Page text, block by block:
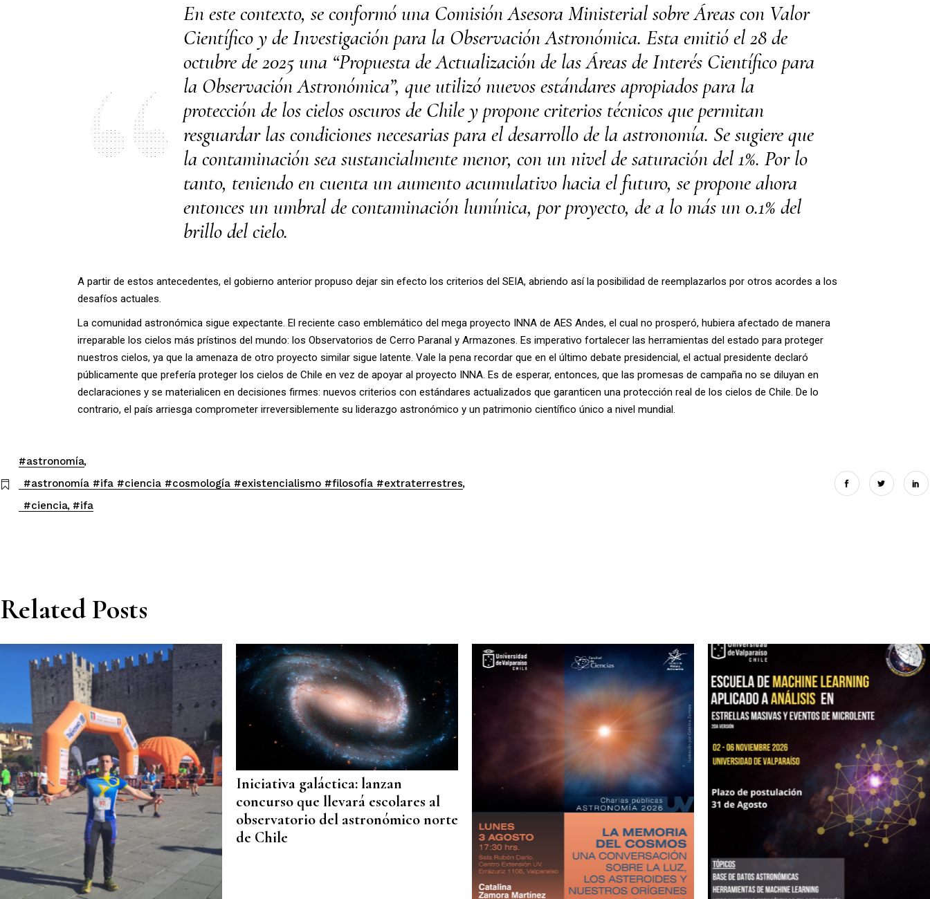
En este contexto, se conformó una Comisión Asesora Ministerial sobre Áreas con Valor
Científico y de Investigación para la Observación Astronómica. Esta emitió el 28 de
octubre de 2025 una “Propuesta de Actualización de las Áreas de Interés Científico para
la Observación Astronómica”, que utilizó nuevos estándares apropiados para la
protección de los cielos oscuros de Chile y propone criterios técnicos que permitan
resguardar las condiciones necesarias para el desarrollo de la astronomía. Se sugiere que
la contaminación sea sustancialmente menor, con un nivel de saturación del 1%. Por lo
tanto, teniendo en cuenta un aumento acumulativo hacia el futuro, se propone ahora
entonces un umbral de contaminación lumínica, por proyecto, de a lo más un 0.1% del
brillo del cielo.
A partir de estos antecedentes, el gobierno anterior propuso dejar sin efecto los criterios del SEIA, abriendo así la posibilidad de reemplazarlos por otros acordes a los
desafíos actuales.
La comunidad astronómica sigue expectante. El reciente caso emblemático del mega proyecto INNA de AES Andes, el cual no prosperó, hubiera afectado de manera
irreparable los cielos más prístinos del mundo: los Observatorios de Cerro Paranal y Armazones. Es imperativo fortalecer las herramientas del estado para proteger
nuestros cielos, ya que la amenaza de otro proyecto similar sigue latente. Vale la pena recordar que en el último debate presidencial, el actual presidente declaró
públicamente que prefería proteger los cielos de Chile en vez de apoyar al proyecto INNA. Es de esperar, entonces, que las promesas de campaña no se diluyan en
declaraciones y se materialicen en decisiones firmes: nuevos criterios con estándares actualizados que garanticen una protección real de los cielos de Chile. De lo
contrario, el país arriesga comprometer irreversiblemente su liderazgo astronómico y un patrimonio científico único a nivel mundial.
#astronomía
#astronomía #ifa #ciencia #cosmología #existencialismo #filosofía #extraterrestres
#ciencia #ifa
Related Posts
Iniciativa galáctica: lanzan
concurso que llevará escolares al
observatorio del astronómico norte
de Chile